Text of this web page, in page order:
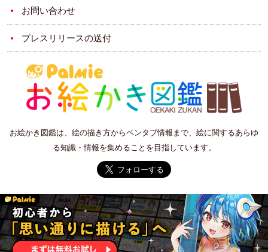
お問い合わせ
プレスリリースの送付
お絵かき図鑑は、絵の描き方からペンタブ情報まで、絵に関するあらゆ
る知識・情報を集めることを目指しています。